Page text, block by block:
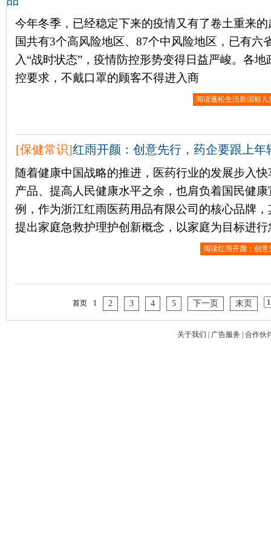
今年冬季，已经稳定下来的疫情又有了卷土重来
国共有3个高风险地区、87个中风险地区，已有六
入“战时状态”，疫情防控形势变得日益严峻。各
控要求，不戴口罩的顾客不得进入商
阅读蓬松生活新国标
[保健常识]红雨开颜：创意先行，药企要跟上年
随着健康中国战略的推进，医药行业的发展步入
产品、提高人民健康水平之余，也肩负着国民健
例，作为浙江红雨医药用品有限公司的核心品牌
提出家庭急救护理护创新概念，以家庭为目标进行
阅读红雨开颜：创
首页 1 2 3 4 5 下一页 末页
关于我们 广告服务 合作伙